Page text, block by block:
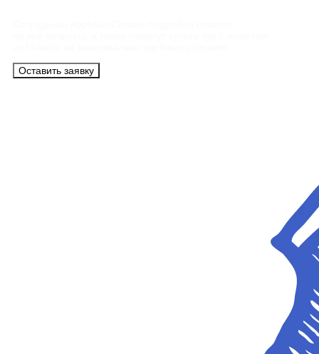
Оставить заявку